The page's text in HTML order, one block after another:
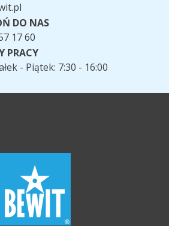
DO NAS
17 60
PRACY
- Piątek: 7:30 - 16:00